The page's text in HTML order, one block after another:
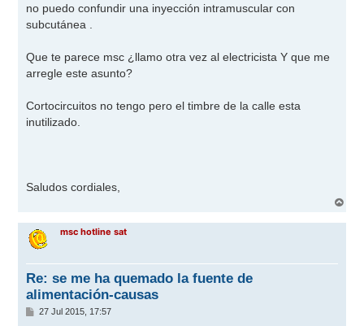
no puedo confundir una inyección intramuscular con
subcutánea .
Que te parece msc ¿llamo otra vez al electricista Y que me
arregle este asunto?
Cortocircuitos no tengo pero el timbre de la calle esta
inutilizado.
Saludos cordiales,
r
msc hotline sat
Re: se me ha quemado la fuente de
alimentación-causas
M
27 Jul 2015, 17:57